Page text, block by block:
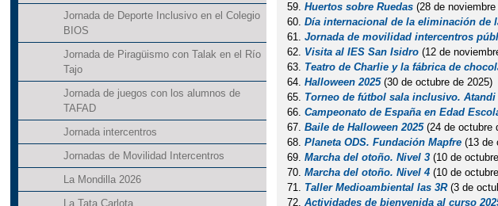
Jornada de Deporte Inclusivo en el Colegio
BIOS
Jornada de Piragüismo con Talak en el Río
Tajo
Jornada de juegos con los alumnos de
TAFAD
Jornada intercentros
Jornadas de Movilidad Intercentros
La Mondilla 2026
La Tata Carlota
Huertos sobre Ruedas (28 de
Día internacional de la eliminación de
Jornada de movilidad intercentros
Visita al IES San Isidro (12 de
Teatro de Charlie y la fábrica de
Halloween 2025(30 de octubre de 2025)
Torneo de fútbol sala inclusivo. Atandi
Campeonato de España en Edad
Baile de Halloween 2025(24 de octubre
Planeta ODS. Fundación Mapfre (13 de
Marcha del otoño. Nivel 3 (10 de
Marcha del otoño. Nivel 4(10 de
Taller Medioambiental las 3R(3 de
Actividades de bienvenida al curso